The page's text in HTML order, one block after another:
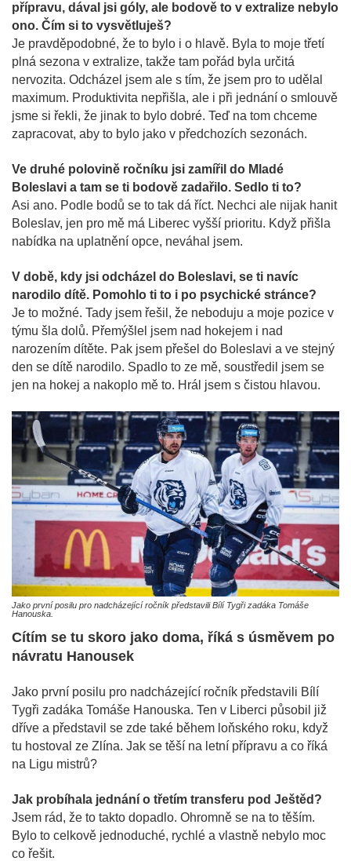
přípravu, dával jsi góly, ale bodově to v extralize nebylo
ono. Čím si to vysvětluješ?
Je pravděpodobné, že to bylo i o hlavě. Byla to moje třetí
plná sezona v extralize, takže tam pořád byla určitá
nervozita. Odcházel jsem ale s tím, že jsem pro to udělal
maximum. Produktivita nepřišla, ale i při jednání o smlouvě
jsme si řekli, že jinak to bylo dobré. Teď na tom chceme
zapracovat, aby to bylo jako v předchozích sezonách.
Ve druhé polovině ročníku jsi zamířil do Mladé
Boleslavi a tam se ti bodově zadařilo. Sedlo ti to?
Asi ano. Podle bodů se to tak dá říct. Nechci ale nijak hanit
Boleslav, jen pro mě má Liberec vyšší prioritu. Když přišla
nabídka na uplatnění opce, neváhal jsem.
V době, kdy jsi odcházel do Boleslavi, se ti navíc
narodilo dítě. Pomohlo ti to i po psychické stránce?
Je to možné. Tady jsem řešil, že neboduju a moje pozice v
týmu šla dolů. Přemýšlel jsem nad hokejem i nad
narozením dítěte. Pak jsem přešel do Boleslavi a ve stejný
den se dítě narodilo. Spadlo to ze mě, soustředil jsem se
jen na hokej a nakoplo mě to. Hrál jsem s čistou hlavou.
Jako první posilu pro nadcházející ročník představili Bílí Tygři zadáka Tomáše
Hanouska.
Cítím se tu skoro jako doma, říká s úsměvem po
návratu Hanousek
Jako první posilu pro nadcházející ročník představili Bílí
Tygři zadáka Tomáše Hanouska. Ten v Liberci působil již
dříve a představil se zde také během loňského roku, když
tu hostoval ze Zlína. Jak se těší na letní přípravu a co říká
na Ligu mistrů?
Jak probíhala jednání o třetím transferu pod Ještěd?
Jsem rád, že to takto dopadlo. Ohromně se na to těším.
Bylo to celkově jednoduché, rychlé a vlastně nebylo moc
co řešit.